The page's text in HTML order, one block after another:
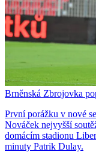
Brněnská Zbrojovka
První porážku v nové
Nováček nejvyšší
domácím stadionu
minuty Patrik Dulay.